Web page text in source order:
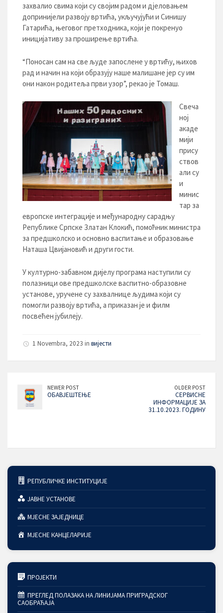
захвалио свима који су својим радом и дјеловањем
допринијели развоју вртића, укључујући и Синишу
Гатарића, његовог претходника, који је покренуо
иницијативу за проширење вртића.
“Поносан сам на све људе запослене у вртићу, њихов
рад и начин на који образују наше малишане јер су им
они након родитеља први узор”, рекао је Томаш.
Свеча
ној
акаде
мији
прису
ствов
али су
и
минис
тар за
европске интеграције и међународну сарадњу
Републике Српске Златан Клокић, помоћник министра
за предшколско и основно васпитање и образовање
Наташа Цвијановић и други гости.
У културно-забавном дијелу програма наступили су
полазници ове предшколске васпитно-образовне
установе, уручене су захвалнице људима који су
помогли развоју вртића, а приказан је и филм
посвећен јубилеју.
1 Novembra, 2023 in вијести
NEWER POST
ОБАВЈЕШТЕЊЕ
OLDER POST
СЕРВИСНЕ
ИНФОРМАЦИЈЕ ЗА
31.10.2023. ГОДИНУ
РЕПУБЛИЧКЕ ИНСТИТУЦИЈЕ
ЈАВНЕ УСТАНОВЕ
МЈЕСНЕ ЗАЈЕДНИЦЕ
МЈЕСНЕ КАНЦЕЛАРИЈЕ
ПРОЈЕКТИ
ПРЕГЛЕД ПОЛАЗАКА НА ЛИНИЈАМА ПРИГРАДСКОГ
САОБРАЋАЈА